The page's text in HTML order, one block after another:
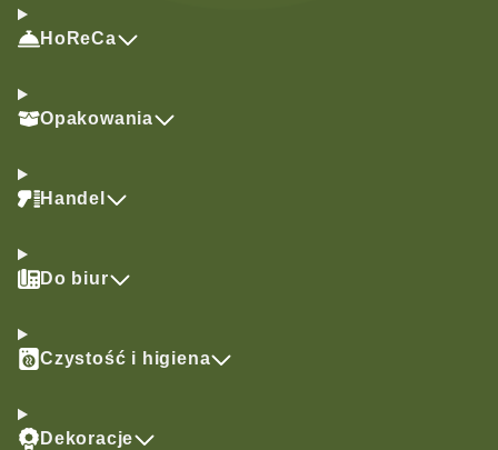
HoReCa
Opakowania
Handel
Do biur
Czystość i higiena
Dekoracje